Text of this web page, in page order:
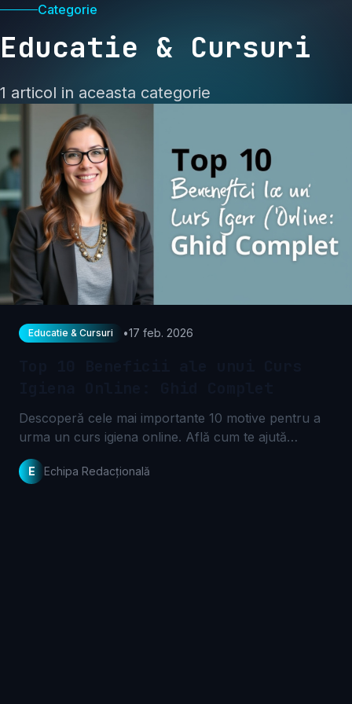
Categorie
Educatie & Cursuri
1 articol in aceasta categorie
Educatie & Cursuri •17 feb. 2026
Descoperă cele mai importante 10 motive pentru a
urma un curs igiena online. Află cum te ajută
flexibilitatea, certificarea și relevanța conținutului să
îți E Echipa Redacțională